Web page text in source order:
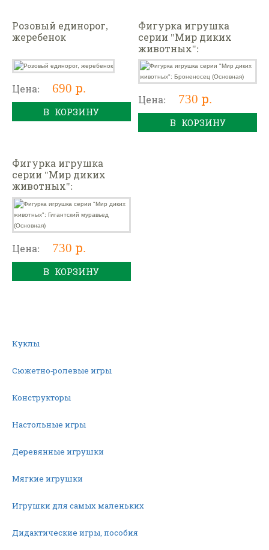
Розовый единорог,
жеребенок
Цена: 690 р.
В КОРЗИНУ
Фигурка игрушка
серии "Мир диких
животных":
Броненосец (Основная)
Цена: 730 р.
В КОРЗИНУ
Фигурка игрушка
серии "Мир диких
животных":
Гигантский муравьед
(Основная)
Цена: 730 р.
В КОРЗИНУ
Куклы
Сюжетно-ролевые игры
Конструкторы
Настольные игры
Деревянные игрушки
Мягкие игрушки
Игрушки для самых маленьких
Дидактические игры, пособия